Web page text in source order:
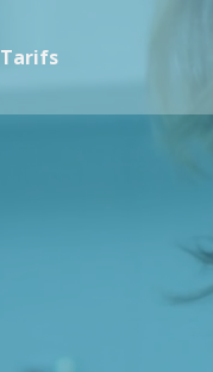
Tarifs